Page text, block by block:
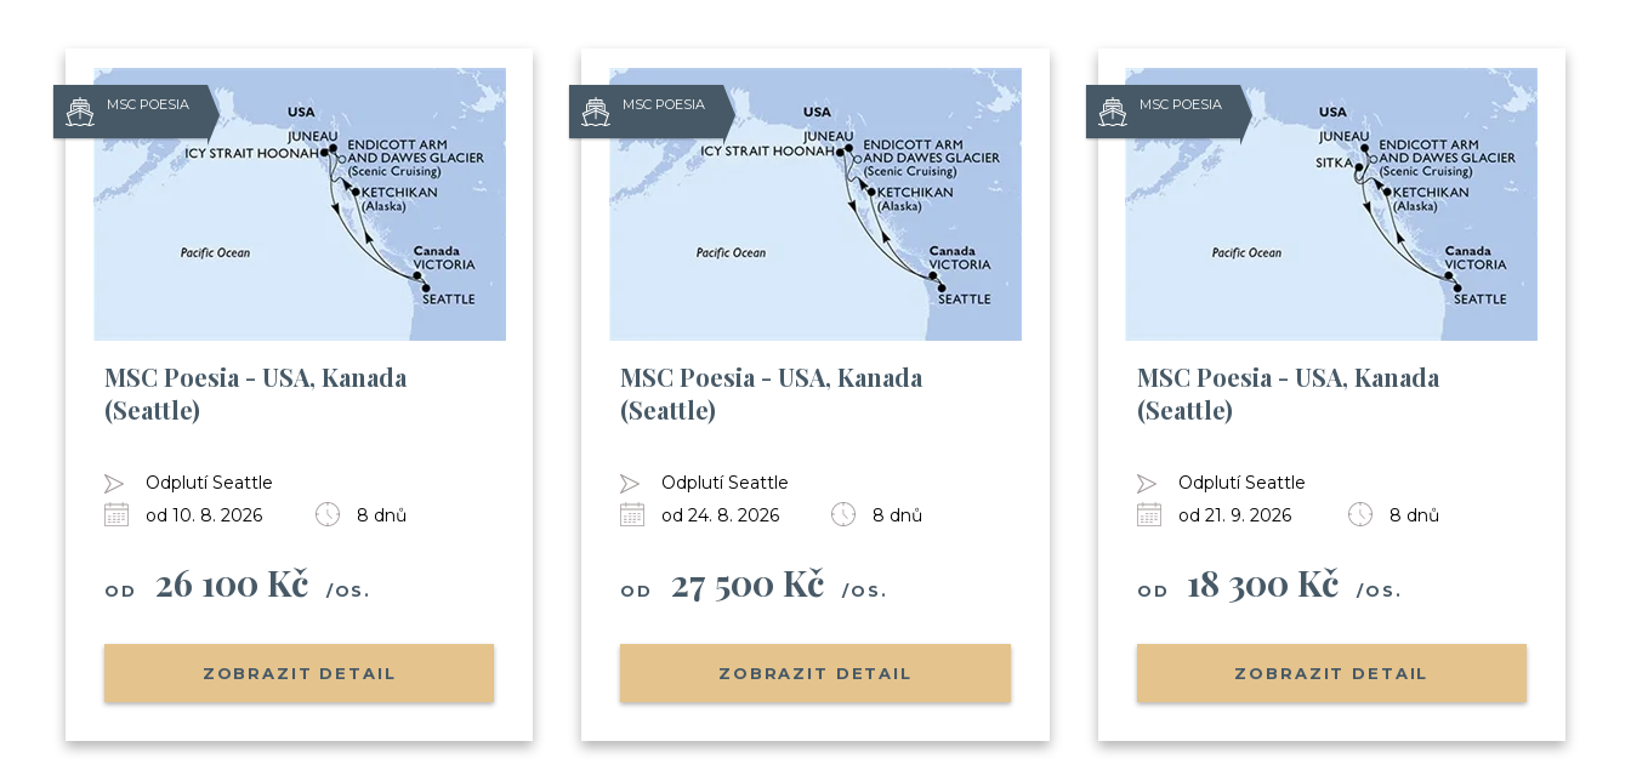
MSC POESIA
MSC Poesia - USA, Kanada
(Seattle)
Odplutí Seattle
od 10. 8. 2026
8 dnů
OD 26 100 Kč /OS.
ZOBRAZIT DETAIL
MSC POESIA
MSC Poesia - USA, Kanada
(Seattle)
Odplutí Seattle
od 24. 8. 2026
8 dnů
OD 27 500 Kč /OS.
ZOBRAZIT DETAIL
MSC POESIA
MSC Poesia - USA, Kanada
(Seattle)
Odplutí Seattle
od 21. 9. 2026
8 dnů
OD 18 300 Kč /OS.
ZOBRAZIT DETAIL